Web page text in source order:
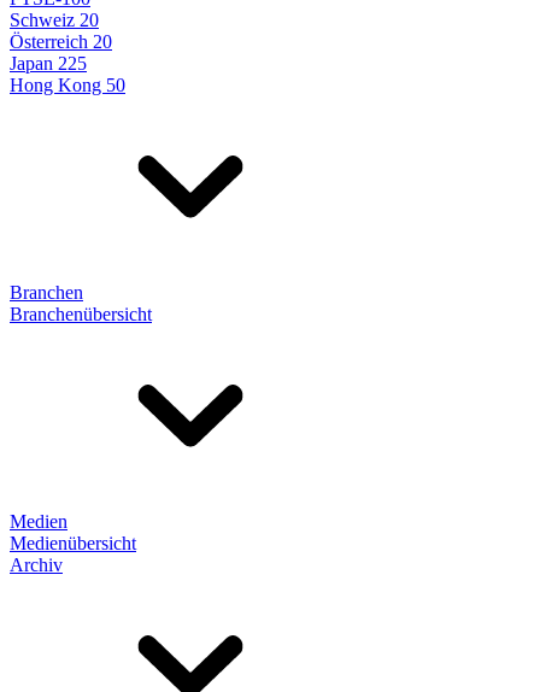
Schweiz 20
Österreich 20
Japan 225
Hong Kong 50
Branchen
Branchenübersicht
Medien
Medienübersicht
Archiv